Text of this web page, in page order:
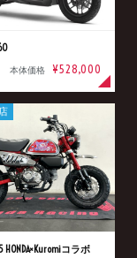
本体価格 ¥528,000
コラボ